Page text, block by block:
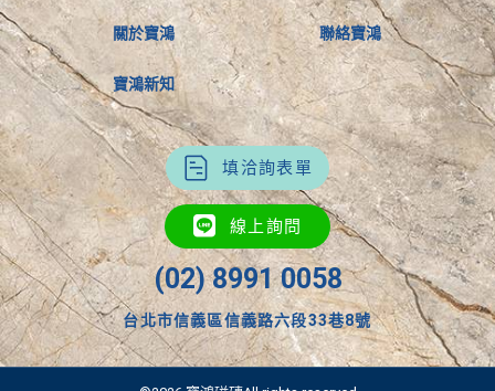
關於寶鴻
寶鴻新知
聯絡寶鴻
填洽詢表單
線上詢問
(02) 8991 0058
台北市信義區信義路六段33巷8號